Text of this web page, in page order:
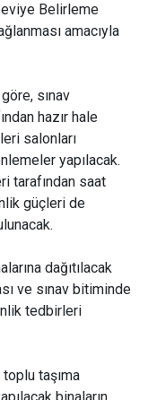
Belirleme
amacıyla
sınav
hazır hale
salonları
yapılacak.
tarafından saat
güçleri de
dağıtılacak
ve sınav bitiminde
tedbirleri
taşıma